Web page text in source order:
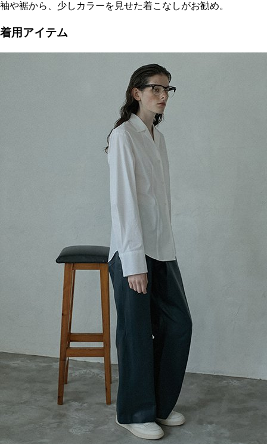
袖や裾から、少しカラーを見せた着こなしがお勧め。
着用アイテム